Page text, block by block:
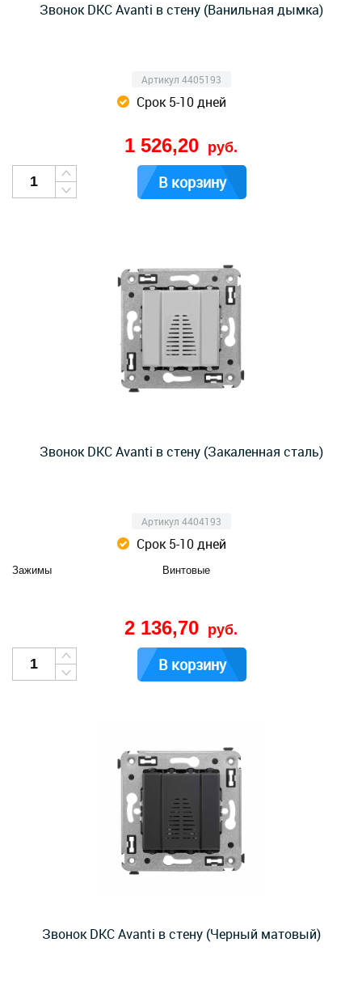
Звонок DKC Avanti в стену (Ванильная дымка)
Артикул 4405193
Срок 5-10 дней
1 526,20 руб.
В корзину
Звонок DKC Avanti в стену (Закаленная сталь)
Артикул 4404193
Срок 5-10 дней
Зажимы Винтовые
2 136,70 руб.
В корзину
Звонок DKC Avanti в стену (Черный матовый)